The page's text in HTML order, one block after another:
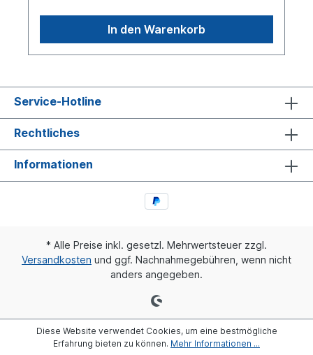
In den Warenkorb
Service-Hotline
Rechtliches
Informationen
* Alle Preise inkl. gesetzl. Mehrwertsteuer zzgl.
Versandkosten und ggf. Nachnahmegebühren, wenn nicht
anders angegeben.
Diese Website verwendet Cookies, um eine bestmögliche
Erfahrung bieten zu können. Mehr Informationen ...